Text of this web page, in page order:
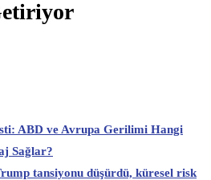
ABD ve Avrupa Gerilimi Hangi
Sağlar?
tansiyonu düşürdü, küresel risk